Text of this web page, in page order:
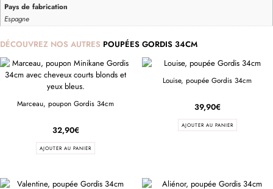
Pays de fabrication
Espagne
DÉCOUVREZ NOS AUTRES POUPÉES GORDIS 34CM
Marceau, poupon Gordis 34cm
32,90€
AJOUTER AU PANIER
Louise, poupée Gordis 34cm
39,90€
AJOUTER AU PANIER